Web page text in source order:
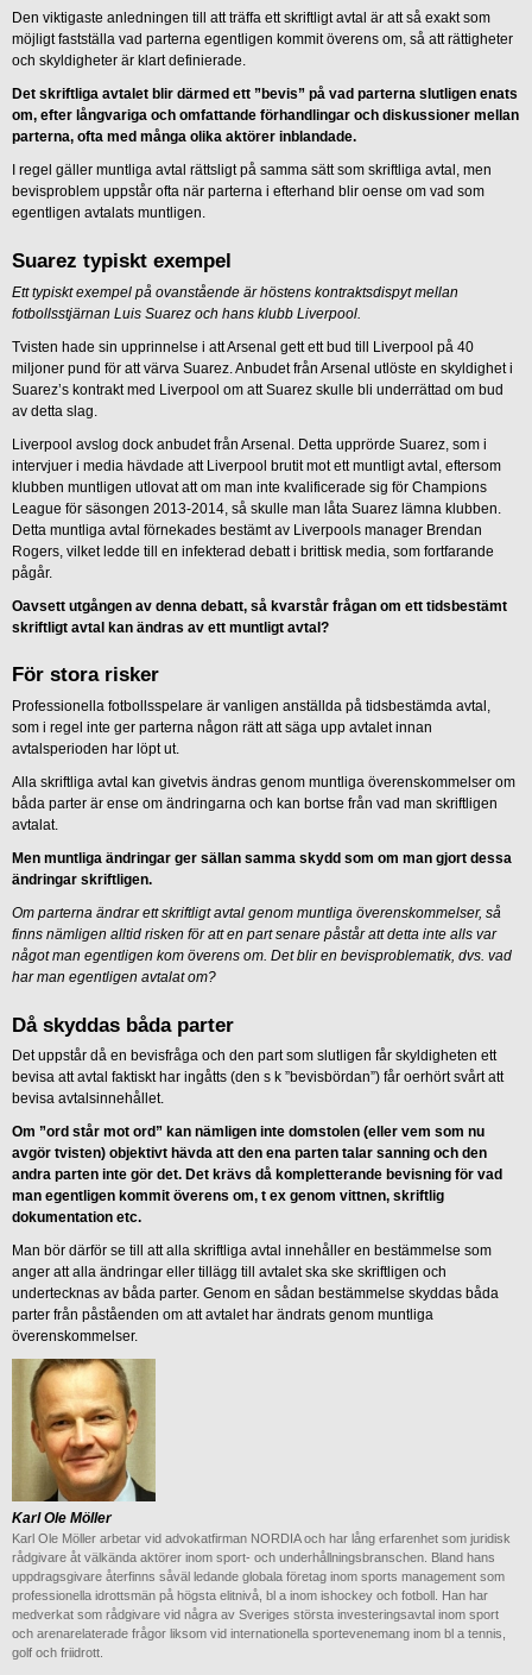
Den viktigaste anledningen till att träffa ett skriftligt avtal är att så exakt som
möjligt fastställa vad parterna egentligen kommit överens om, så att rättigheter
och skyldigheter är klart definierade.
Det skriftliga avtalet blir därmed ett ”bevis” på vad parterna slutligen enats
om, efter långvariga och omfattande förhandlingar och diskussioner mellan
parterna, ofta med många olika aktörer inblandade.
I regel gäller muntliga avtal rättsligt på samma sätt som skriftliga avtal, men
bevisproblem uppstår ofta när parterna i efterhand blir oense om vad som
egentligen avtalats muntligen.
Suarez typiskt exempel
Ett typiskt exempel på ovanstående är höstens kontraktsdispyt mellan
fotbollsstjärnan Luis Suarez och hans klubb Liverpool.
Tvisten hade sin upprinnelse i att Arsenal gett ett bud till Liverpool på 40
miljoner pund för att värva Suarez. Anbudet från Arsenal utlöste en skyldighet i
Suarez’s kontrakt med Liverpool om att Suarez skulle bli underrättad om bud
av detta slag.
Liverpool avslog dock anbudet från Arsenal. Detta upprörde Suarez, som i
intervjuer i media hävdade att Liverpool brutit mot ett muntligt avtal, eftersom
klubben muntligen utlovat att om man inte kvalificerade sig för Champions
League för säsongen 2013-2014, så skulle man låta Suarez lämna klubben.
Detta muntliga avtal förnekades bestämt av Liverpools manager Brendan
Rogers, vilket ledde till en infekterad debatt i brittisk media, som fortfarande
pågår.
Oavsett utgången av denna debatt, så kvarstår frågan om ett tidsbestämt
skriftligt avtal kan ändras av ett muntligt avtal?
För stora risker
Professionella fotbollsspelare är vanligen anställda på tidsbestämda avtal,
som i regel inte ger parterna någon rätt att säga upp avtalet innan
avtalsperioden har löpt ut.
Alla skriftliga avtal kan givetvis ändras genom muntliga överenskommelser om
båda parter är ense om ändringarna och kan bortse från vad man skriftligen
avtalat.
Men muntliga ändringar ger sällan samma skydd som om man gjort dessa
ändringar skriftligen.
Om parterna ändrar ett skriftligt avtal genom muntliga överenskommelser, så
finns nämligen alltid risken för att en part senare påstår att detta inte alls var
något man egentligen kom överens om. Det blir en bevisproblematik, dvs. vad
har man egentligen avtalat om?
Då skyddas båda parter
Det uppstår då en bevisfråga och den part som slutligen får skyldigheten ett
bevisa att avtal faktiskt har ingåtts (den s k ”bevisbördan”) får oerhört svårt att
bevisa avtalsinnehållet.
Om ”ord står mot ord” kan nämligen inte domstolen (eller vem som nu
avgör tvisten) objektivt hävda att den ena parten talar sanning och den
andra parten inte gör det. Det krävs då kompletterande bevisning för vad
man egentligen kommit överens om, t ex genom vittnen, skriftlig
dokumentation etc.
Man bör därför se till att alla skriftliga avtal innehåller en bestämmelse som
anger att alla ändringar eller tillägg till avtalet ska ske skriftligen och
undertecknas av båda parter. Genom en sådan bestämmelse skyddas båda
parter från påståenden om att avtalet har ändrats genom muntliga
överenskommelser.
Karl Ole Möller
Karl Ole Möller arbetar vid advokatfirman NORDIA och har lång erfarenhet som juridisk
rådgivare åt välkända aktörer inom sport- och underhållningsbranschen. Bland hans
uppdragsgivare återfinns såväl ledande globala företag inom sports management som
professionella idrottsmän på högsta elitnivå, bl a inom ishockey och fotboll. Han har
medverkat som rådgivare vid några av Sveriges största investeringsavtal inom sport
och arenarelaterade frågor liksom vid internationella sportevenemang inom bl a tennis,
golf och friidrott.